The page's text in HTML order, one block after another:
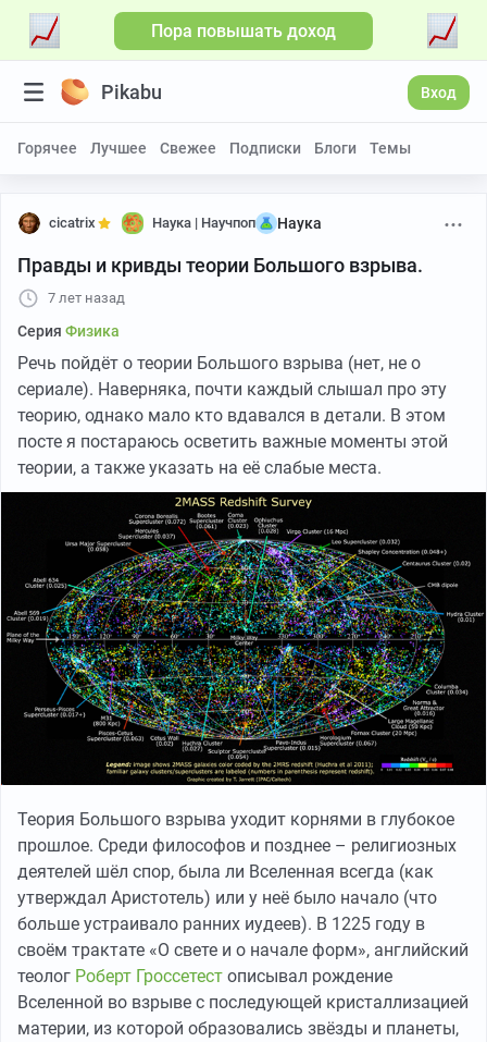
Пора повышать доход
Pikabu Вход
Горячее Лучшее Свежее Подписки Блоги Темы
cicatrix Наука | Научпоп Наука
Правды и кривды теории Большого взрыва.
7 лет назад
Серия Физика
Речь пойдёт о теории Большого взрыва (нет, не о
сериале). Наверняка, почти каждый слышал про эту
теорию, однако мало кто вдавался в детали. В этом
посте я постараюсь осветить важные моменты этой
теории, а также указать на её слабые места.
Теория Большого взрыва уходит корнями в глубокое
прошлое. Среди философов и позднее – религиозных
деятелей шёл спор, была ли Вселенная всегда (как
утверждал Аристотель) или у неё было начало (что
больше устраивало ранних иудеев). В 1225 году в
своём трактате «О свете и о начале форм», английский
теолог Роберт Гроссетест описывал рождение
Вселенной во взрыве с последующей кристаллизацией
материи, из которой образовались звёзды и планеты,